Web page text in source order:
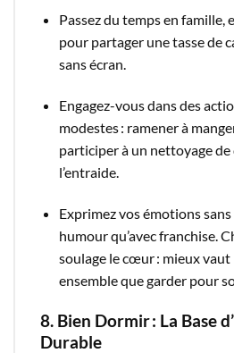
Passez du temps en famille,
pour partager une tasse de
sans écran.
Engagez-vous dans des
modestes : ramener à
participer à un nettoyage
l’entraide.
Exprimez vos émotions
humour qu’avec franchise.
soulage le cœur : mieux
ensemble que garder pour
8. Bien Dormir : La Base
Durable